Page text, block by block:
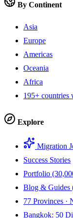
By Continent
Asia
Europe
Americas
Oceania
Africa
195+
Explore
Migration
Success Stories
Portfolio
Blog & Guides
77 Provinces ·
Bangkok: 50